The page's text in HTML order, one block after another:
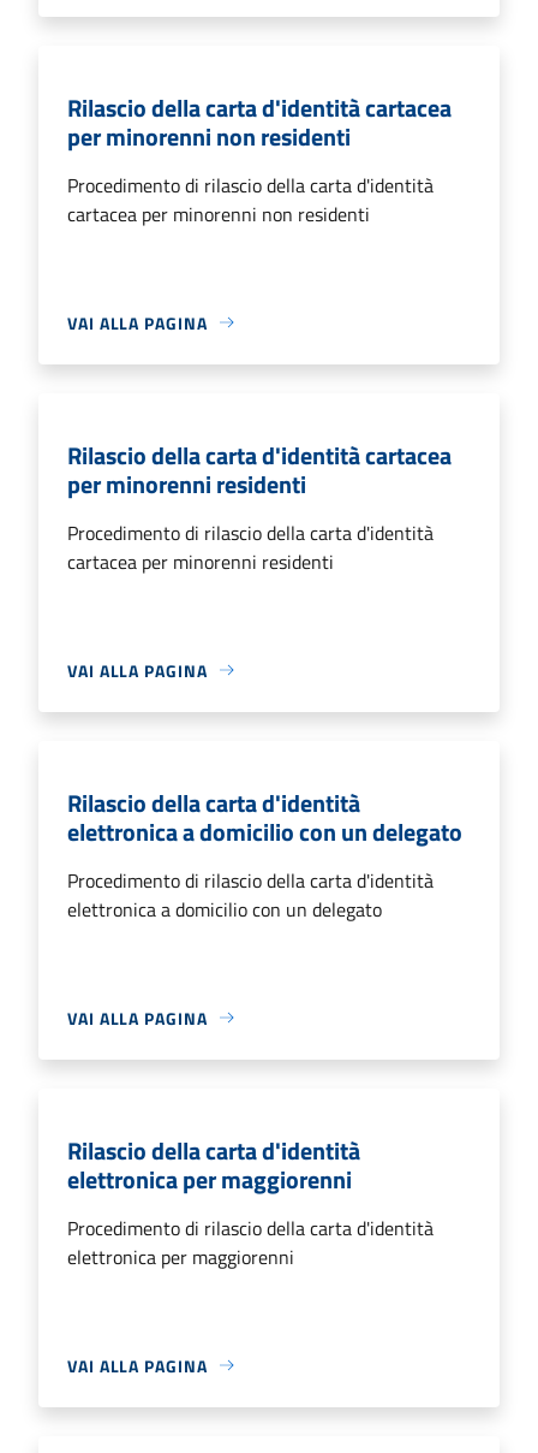
Rilascio della carta d'identità cartacea
per minorenni non residenti
Procedimento di rilascio della carta d'identità
cartacea per minorenni non residenti
VAI ALLA PAGINA
Rilascio della carta d'identità cartacea
per minorenni residenti
Procedimento di rilascio della carta d'identità
cartacea per minorenni residenti
VAI ALLA PAGINA
Rilascio della carta d'identità
elettronica a domicilio con un delegato
Procedimento di rilascio della carta d'identità
elettronica a domicilio con un delegato
VAI ALLA PAGINA
Rilascio della carta d'identità
elettronica per maggiorenni
Procedimento di rilascio della carta d'identità
elettronica per maggiorenni
VAI ALLA PAGINA